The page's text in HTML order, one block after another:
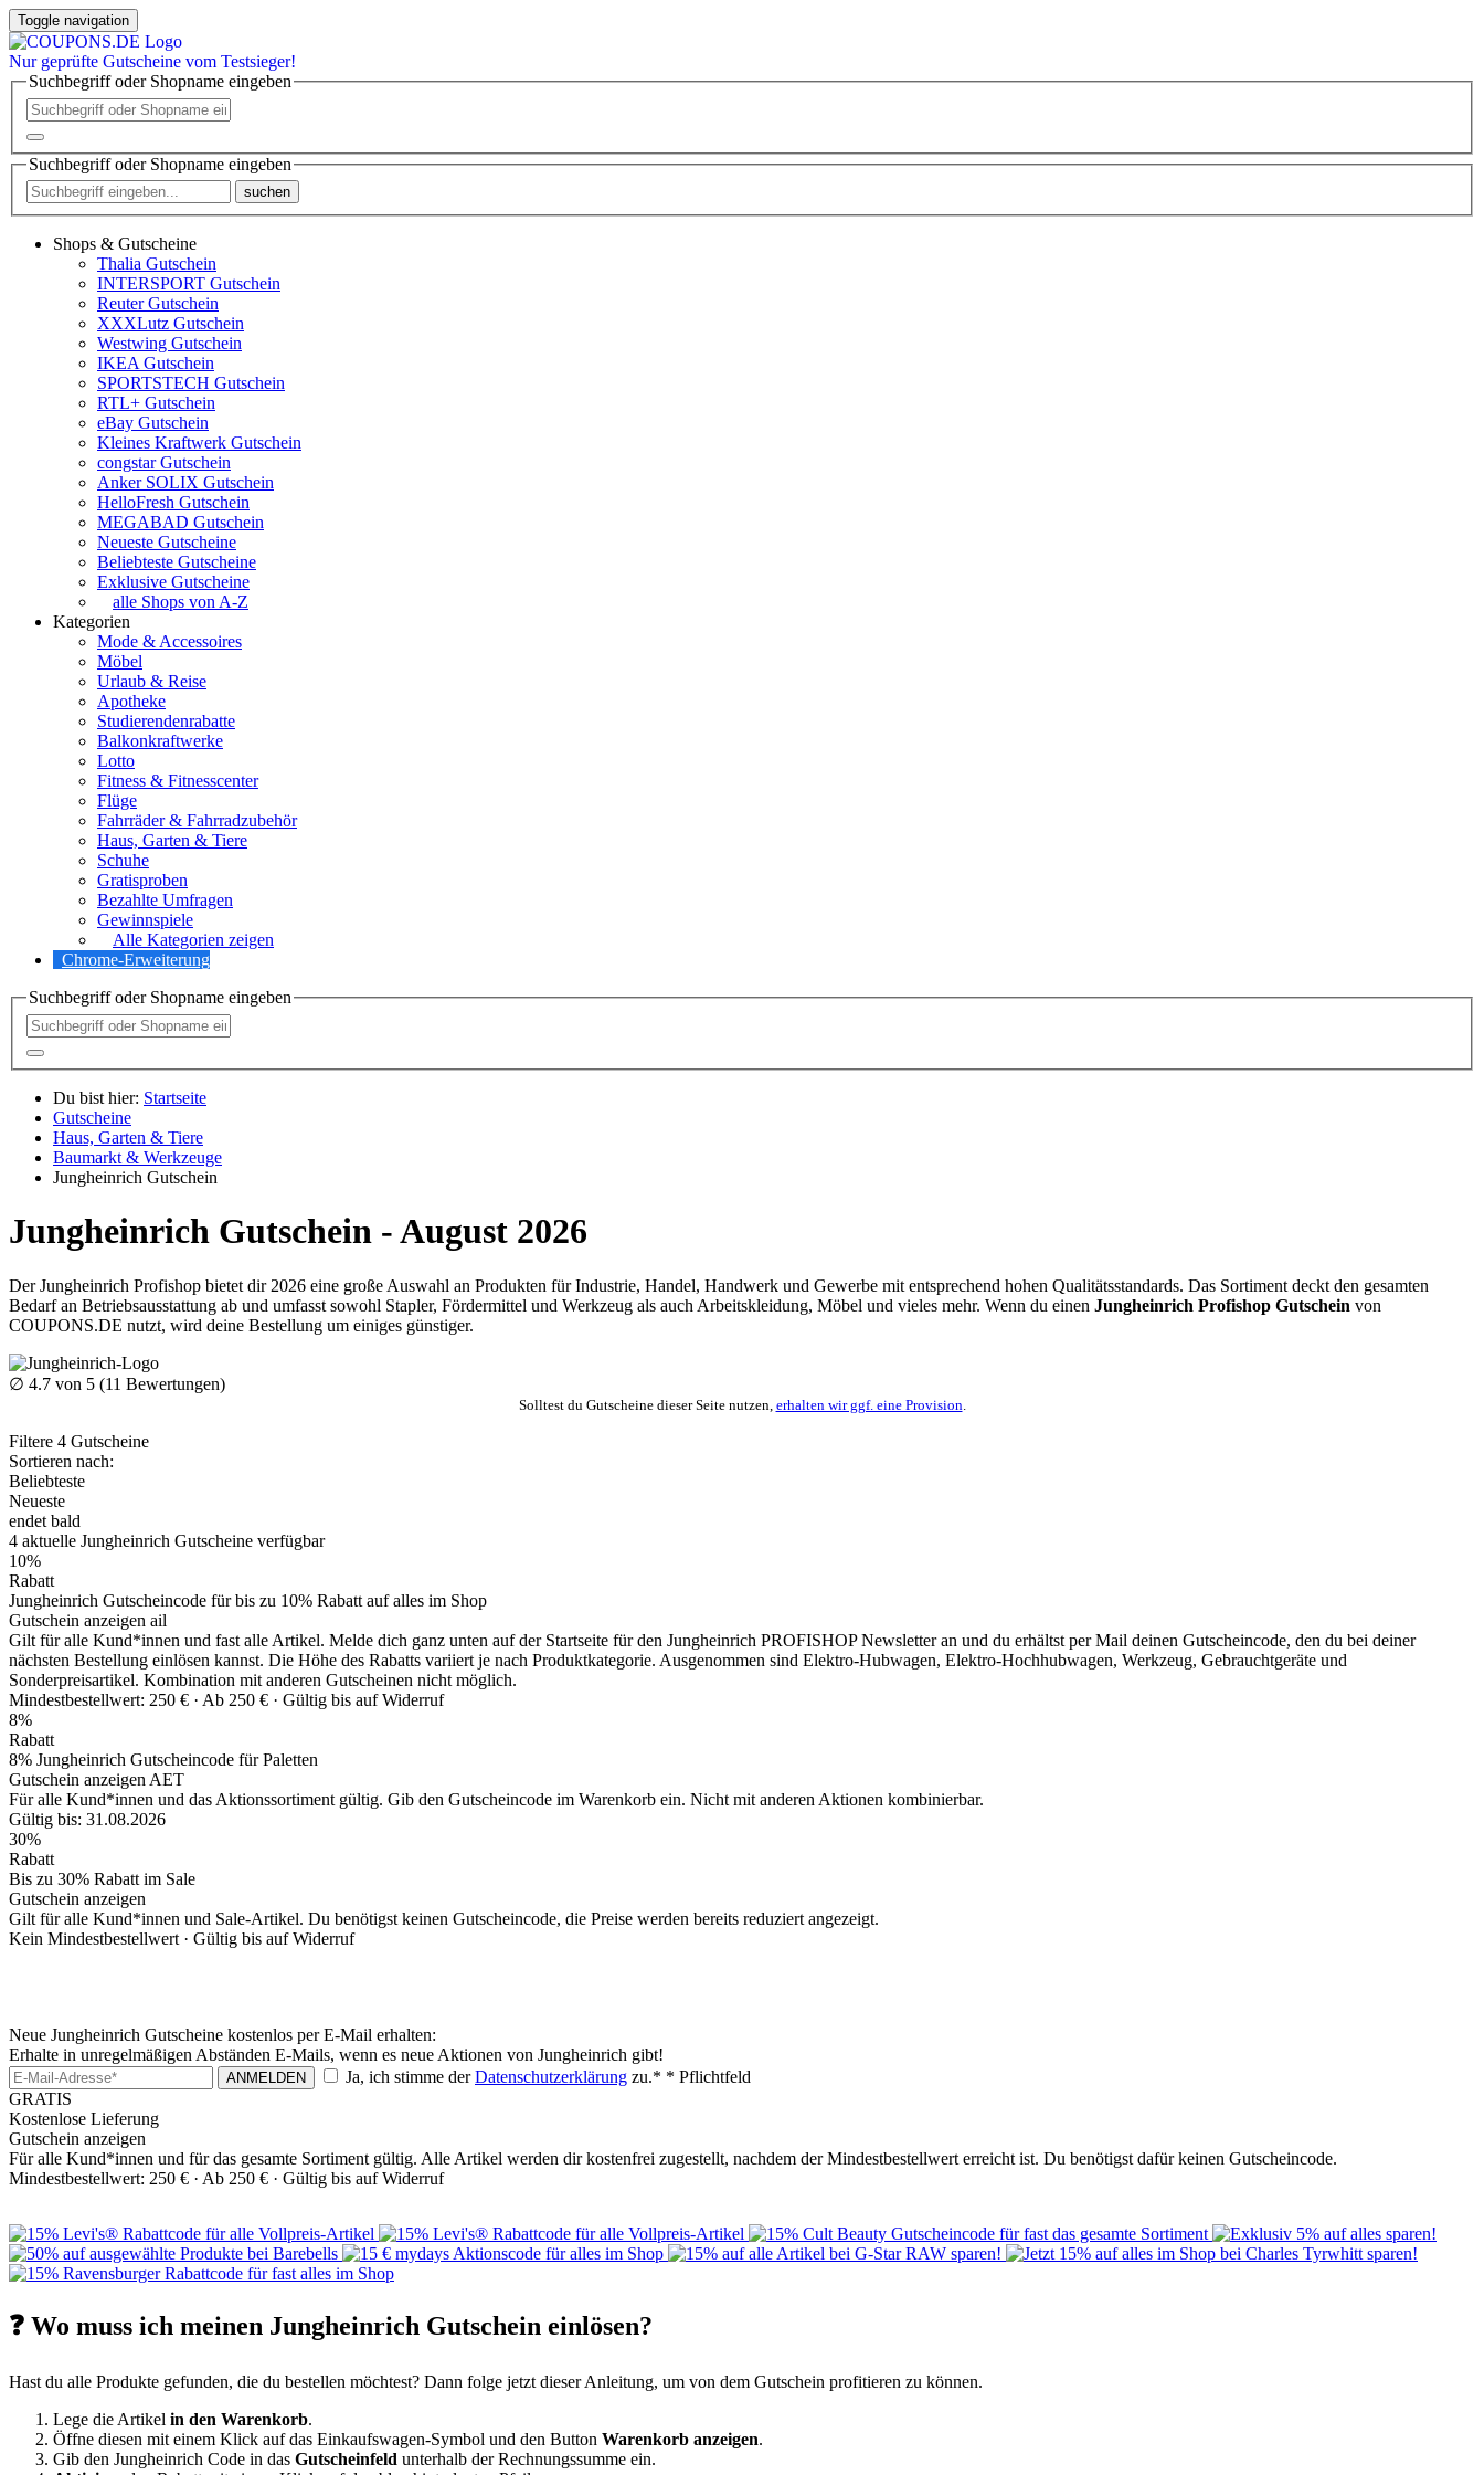
Toggle navigation
Nur geprüfte Gutscheine vom Testsieger!
Suchbegriff oder Shopname eingeben
Suchbegriff oder Shopname eingeben
suchen
Shops & Gutscheine
Thalia Gutschein
INTERSPORT Gutschein
Reuter Gutschein
XXXLutz Gutschein
Westwing Gutschein
IKEA Gutschein
SPORTSTECH Gutschein
RTL+ Gutschein
eBay Gutschein
Kleines Kraftwerk Gutschein
congstar Gutschein
Anker SOLIX Gutschein
HelloFresh Gutschein
MEGABAD Gutschein
Neueste Gutscheine
Beliebteste Gutscheine
Exklusive Gutscheine
alle Shops von A-Z
Kategorien
Mode & Accessoires
Möbel
Urlaub & Reise
Apotheke
Studierendenrabatte
Balkonkraftwerke
Lotto
Fitness & Fitnesscenter
Flüge
Fahrräder & Fahrradzubehör
Haus, Garten & Tiere
Schuhe
Gratisproben
Bezahlte Umfragen
Gewinnspiele
Alle Kategorien zeigen
Chrome-Erweiterung
Suchbegriff oder Shopname eingeben
Du bist hier: Startseite
Gutscheine
Haus, Garten & Tiere
Baumarkt & Werkzeuge
Jungheinrich Gutschein
Jungheinrich Gutschein - August 2026
Der Jungheinrich Profishop bietet dir 2026 eine große Auswahl an Produkten für Industrie, Handel, Handwerk und Gewerbe mit entsprechend hohen Qualitätsstandards. Das Sortiment deckt den gesamten
Bedarf an Betriebsausstattung ab und umfasst sowohl Stapler, Fördermittel und Werkzeug als auch Arbeitskleidung, Möbel und vieles mehr. Wenn du einen Jungheinrich Profishop Gutschein von
COUPONS.DE nutzt, wird deine Bestellung um einiges günstiger.
∅ 4.7 von 5 (11 Bewertungen)
Solltest du Gutscheine dieser Seite nutzen, erhalten wir ggf. eine Provision
Filtere 4 Gutscheine
Sortieren nach:
Beliebteste
Neueste
endet bald
4 aktuelle Jungheinrich Gutscheine verfügbar
10%
Rabatt
Jungheinrich Gutscheincode für bis zu 10% Rabatt auf alles im Shop
Gutschein anzeigen ail
Gilt für alle Kund*innen und fast alle Artikel. Melde dich ganz unten auf der Startseite für den Jungheinrich PROFISHOP Newsletter an und du erhältst per Mail deinen Gutscheincode, den du bei deiner
nächsten Bestellung einlösen kannst. Die Höhe des Rabatts variiert je nach Produktkategorie. Ausgenommen sind Elektro-Hubwagen, Elektro-Hochhubwagen, Werkzeug, Gebrauchtgeräte und
Sonderpreisartikel. Kombination mit anderen Gutscheinen nicht möglich.
Mindestbestellwert: 250 € · Ab 250 € · Gültig bis auf Widerruf
8%
Rabatt
8% Jungheinrich Gutscheincode für Paletten
Gutschein anzeigen AET
Für alle Kund*innen und das Aktionssortiment gültig. Gib den Gutscheincode im Warenkorb ein. Nicht mit anderen Aktionen kombinierbar.
Gültig bis: 31.08.2026
30%
Rabatt
Bis zu 30% Rabatt im Sale
Gutschein anzeigen
Gilt für alle Kund*innen und Sale-Artikel. Du benötigst keinen Gutscheincode, die Preise werden bereits reduziert angezeigt.
Kein Mindestbestellwert · Gültig bis auf Widerruf
Neue Jungheinrich Gutscheine kostenlos per E-Mail erhalten:
Erhalte in unregelmäßigen Abständen E-Mails, wenn es neue Aktionen von Jungheinrich gibt!
ANMELDEN Ja, ich stimme derDatenschutzerklärung zu.* * Pflichtfeld
GRATIS
Kostenlose Lieferung
Gutschein anzeigen
Für alle Kund*innen und für das gesamte Sortiment gültig. Alle Artikel werden dir kostenfrei zugestellt, nachdem der Mindestbestellwert erreicht ist. Du benötigst dafür keinen Gutscheincode.
Mindestbestellwert: 250 € · Ab 250 € · Gültig bis auf Widerruf
❓ Wo muss ich meinen Jungheinrich Gutschein einlösen?
Hast du alle Produkte gefunden, die du bestellen möchtest? Dann folge jetzt dieser Anleitung, um von dem Gutschein profitieren zu können.
Lege die Artikel in den Warenkorb.
Öffne diesen mit einem Klick auf das Einkaufswagen-Symbol und den Button Warenkorb anzeigen.
Gib den Jungheinrich Code in das Gutscheinfeld unterhalb der Rechnungssumme ein.